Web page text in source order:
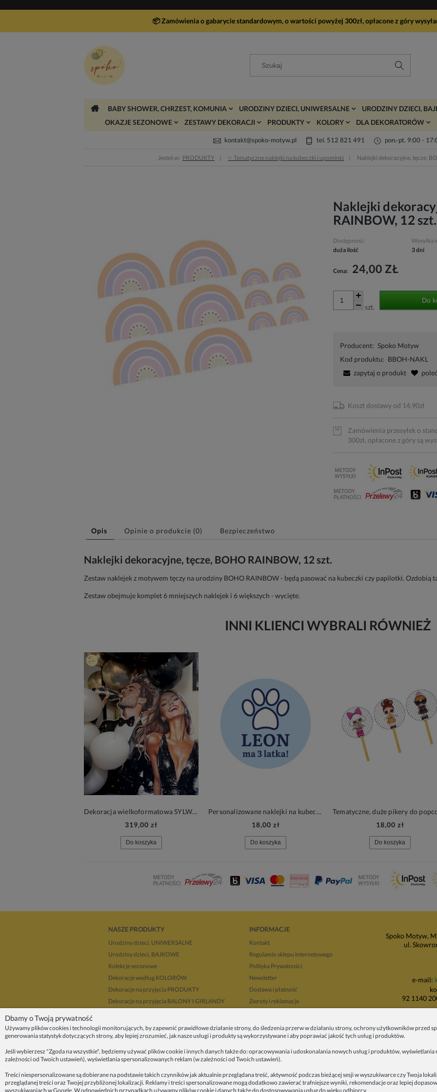
📦 Zamówienia o gabarycie standardowym, o wartości powyżej 300zł, opłacone z góry
BABY SHOWER, CHRZEST, KOMUNIA URODZINY DZIECI, UNIWERSALNE URODZINY DZIECI,
OKAZJE SEZONOWE
ZESTAWY DEKORACJI PRODUKTY KOLORY DLA DEKORATORÓW
kontakt@spoko-motyw.pl tel. 512 821 491 pon.-pt. 9:00 -
Jesteś w: PRODUKTY ✨ Tematyczne naklejki na kubeczki i upominki Naklejki dekoracyjne, tęcze,
Naklejki
RAINBOW, 12 szt.
Dostępność:
duża ilość
Wysyłka
3 dni
Cena: 24,00 ZŁ
szt.
Do
Producent: Spoko Motyw
Kod produktu: BBOH-NAKL
zapytaj o produkt
Koszt dostawy od 14,90zł
Zamówienia przesyłek o
300zł, opłacone z góry są
Opis Opinie o produkcie (0) Bezpieczeństwo
Naklejki dekoracyjne, tęcze, BOHO RAINBOW, 12 szt.
Zestaw naklejek z motywem tęczy na urodziny BOHO RAINBOW - będą pasować na kubeczki czy papilotki. Ozdobią
Zestaw obejmuje komplet 6 mniejszych naklejek i 6 większych - wycięte.
INNI KLIENCI WYBRALI RÓWNIEŻ
Dekoracja wielkoformatowa SYLWESTER, PARA, 133x95cm
319,00 zł
Do koszyka
Personalizowane naklejki na kubeczki PIESKI, 6 szt.
18,00 zł
Do koszyka
18,00 zł
Do koszyka
NASZE PRODUKTY
Urodziny dzieci, UNIWERSALNE
Urodziny dzieci, BAJKOWE
Kolekcje sezonowe
Dekoracje według KOLORÓW
Dekoracje na przyjęcia PRODUKTY
Dekoracje na przyjęcia BALONY I GIRLANDY
Upominki i prezenty
Dekoracje balonowe KRAKÓW
Zleć organizację przyjęcia
INFORMACJE
Kontakt
Regulamin sklepu internetowego
Polityka Prywatności
Newsletter
Dostawa i płatność
Zwroty i reklamacje
Regulaminy promocji
ZAINSPIRUJ SIĘ!
O nas
Spoko Motyw,
ul.
e-mail:
92 1140
ul. Wadowicka
Dbamy o Twoją prywatność
Używamy plików cookies i technologii monitorujących, by zapewnić prawidłowe działanie strony, do śledzenia przerw w działaniu strony, ochrony użytkowników przed
generowania statystyk dotyczących strony, aby lepiej zrozumieć, jak nasze usługi i produkty są wykorzystywane i aby poprawiać jakość tych usług i produktów.
Jeśli wybierzesz "Zgoda na wszystkie", będziemy używać plików cookie i innych danych także do: opracowywania i udoskonalania nowych usług i produktów,
zależności od Twoich ustawień), wyświetlania spersonalizowanych reklam (w zależności od Twoich ustawień).
Treści niespersonalizowane są dobierane na podstawie takich czynników jak aktualnie przeglądana treść, aktywność podczas bieżącej sesji w wyszukiwarce czy Twoja
przeglądanej treści oraz Twojej przybliżonej lokalizacji. Reklamy i treści spersonalizowane mogą dodatkowo zawierać trafniejsze wyniki, rekomendacje oraz lepiej
wyszukiwaniach w Google. W odpowiednich przypadkach używamy plików cookie i danych także do dostosowywania usług do wieku odbiorcy.